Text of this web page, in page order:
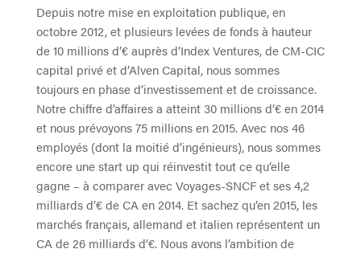
Depuis notre mise en exploitation publique, en
octobre 2012, et plusieurs levées de fonds à hauteur
de 10 millions d’€ auprès d’Index Ventures, de CM-CIC
capital privé et d’Alven Capital, nous sommes
toujours en phase d’investissement et de croissance.
Notre chiffre d’affaires a atteint 30 millions d’€ en 2014
et nous prévoyons 75 millions en 2015. Avec nos 46
employés (dont la moitié d’ingénieurs), nous sommes
encore une start up qui réinvestit tout ce qu’elle
gagne – à comparer avec Voyages-SNCF et ses 4,2
milliards d’€ de CA en 2014. Et sachez qu’en 2015, les
marchés français, allemand et italien représentent un
CA de 26 milliards d’€. Nous avons l’ambition de